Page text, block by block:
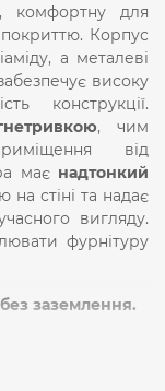
комфортну для
покриттю. Корпус
а металеві
високу
конструкції.
, чим
від
має надтонкий
стіні та надає
вигляду.
фурнітуру
заземлення.
простір.